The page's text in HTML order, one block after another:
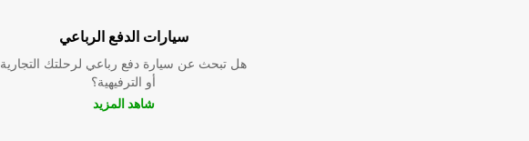
سيارات الدفع الرباعي
هل تبحث عن سيارة دفع رباعي لرحلتك التجارية
أو الترفيهية؟
شاهد المزيد